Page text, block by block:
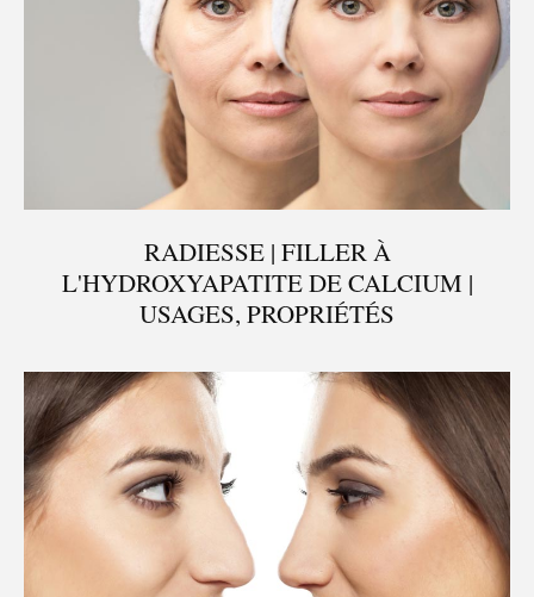
RADIESSE | FILLER À
L'HYDROXYAPATITE DE CALCIUM |
USAGES, PROPRIÉTÉS